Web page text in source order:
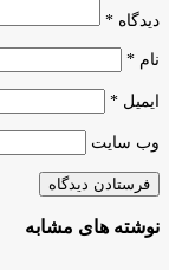
دیدگاه *
نام *
ایمیل *
وب‌ سایت
نوشته های مشابه